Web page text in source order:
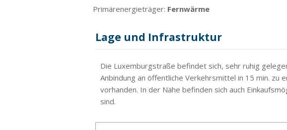
Primärenergieträger: Fernwärme
Lage und Infrastruktur
Die Luxemburgstraße befindet sich, sehr ruhig
Anbindung an öffentliche Verkehrsmittel in 15 min. zu
vorhanden. In der Nähe befinden sich auch
sind.